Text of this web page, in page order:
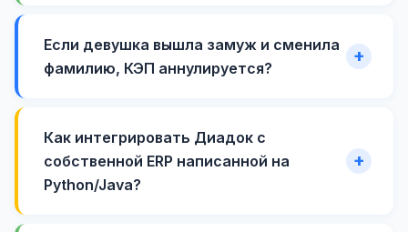
Если девушка вышла замуж и сменила
фамилию, КЭП аннулируется?
Как интегрировать Диадок с
собственной ERP написанной на
Python/Java?